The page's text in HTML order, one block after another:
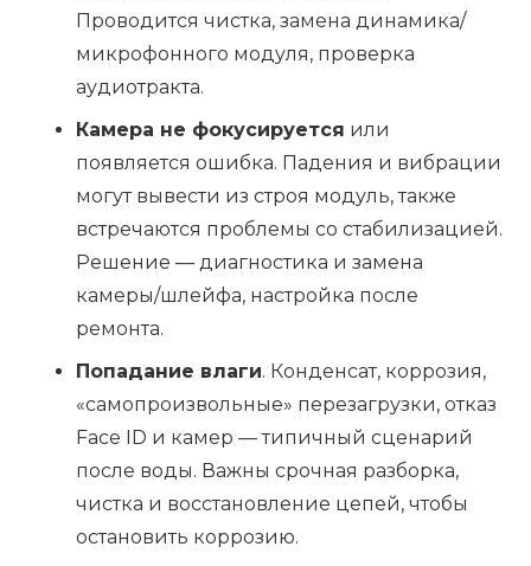
Проводится чистка, замена динамика/
микрофонного модуля, проверка
аудиотракта.
Камера не фокусируется или
появляется ошибка. Падения и вибрации
могут вывести из строя модуль, также
встречаются проблемы со стабилизацией.
Решение — диагностика и замена
камеры/шлейфа, настройка после
ремонта.
Попадание влаги. Конденсат, коррозия,
«самопроизвольные» перезагрузки, отказ
Face ID и камер — типичный сценарий
после воды. Важны срочная разборка,
чистка и восстановление цепей, чтобы
остановить коррозию.